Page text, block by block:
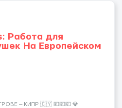
Работа для
На Европейском
— КИПР 🇨🇾 💶💶💶 💎